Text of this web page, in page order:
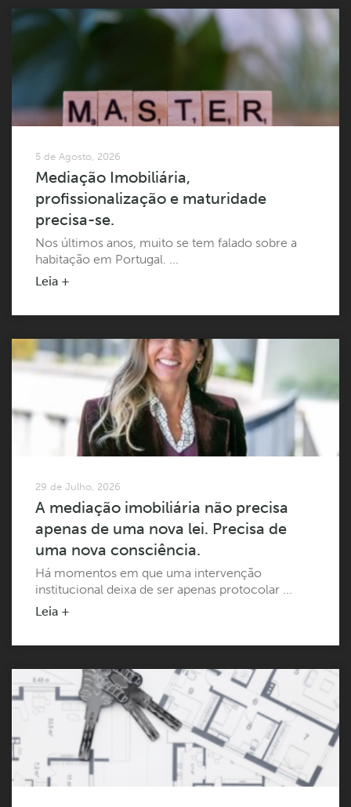
5 de Agosto, 2026
Mediação Imobiliária,
profissionalização e maturidade
precisa-se.
Nos últimos anos, muito se tem falado sobre a
habitação em Portugal. ...
Leia +
29 de Julho, 2026
A mediação imobiliária não precisa
apenas de uma nova lei. Precisa de
uma nova consciência.
Há momentos em que uma intervenção
institucional deixa de ser apenas protocolar ...
Leia +